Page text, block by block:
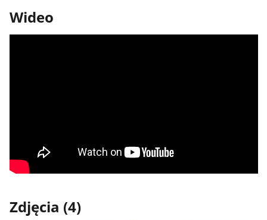
Wideo
Zdjęcia (4)